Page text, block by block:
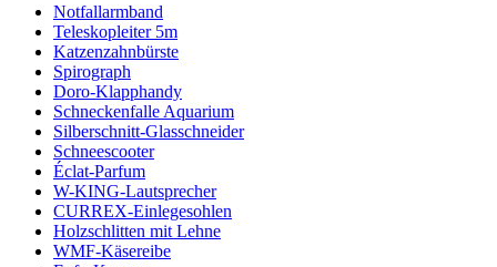
Notfallarmband
Teleskopleiter 5m
Katzenzahnbürste
Spirograph
Doro-Klapphandy
Schneckenfalle Aquarium
Silberschnitt-Glasschneider
Schneescooter
Éclat-Parfum
W-KING-Lautsprecher
CURREX-Einlegesohlen
Holzschlitten mit Lehne
WMF-Käsereibe